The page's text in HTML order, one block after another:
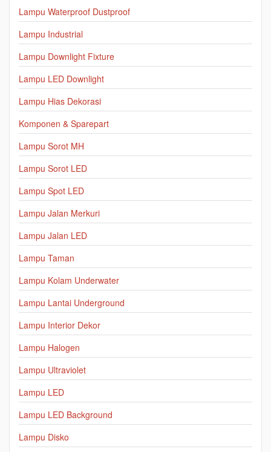
Lampu Waterproof Dustproof
Lampu Industrial
Lampu Downlight Fixture
Lampu LED Downlight
Lampu Hias Dekorasi
Komponen & Sparepart
Lampu Sorot MH
Lampu Sorot LED
Lampu Spot LED
Lampu Jalan Merkuri
Lampu Jalan LED
Lampu Taman
Lampu Kolam Underwater
Lampu Lantai Underground
Lampu Interior Dekor
Lampu Halogen
Lampu Ultraviolet
Lampu LED
Lampu LED Background
Lampu Disko